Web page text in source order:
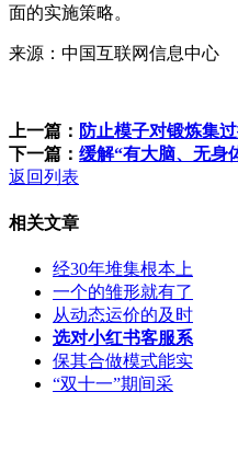
面的实施策略。
来源：中国互联网信息中心
上一篇： 防止模子对锻炼集
下一篇： 缓解“有大脑、无身
返回列表
相关文章
经30年堆集根本上
一个的雏形就有了
从动态运价的及时
选对小红书客服系
保其合做模式能实
“双十一”期间采